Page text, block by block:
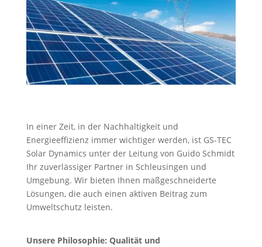
In einer Zeit, in der Nachhaltigkeit und
Energieeffizienz immer wichtiger werden, ist GS-TEC
Solar Dynamics unter der Leitung von Guido Schmidt
Ihr zuverlässiger Partner in Schleusingen und
Umgebung. Wir bieten Ihnen maßgeschneiderte
Lösungen, die auch einen aktiven Beitrag zum
Umweltschutz leisten.
Unsere Philosophie: Qualität und